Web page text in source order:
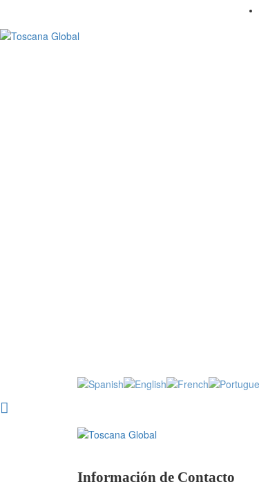
Información de Contacto